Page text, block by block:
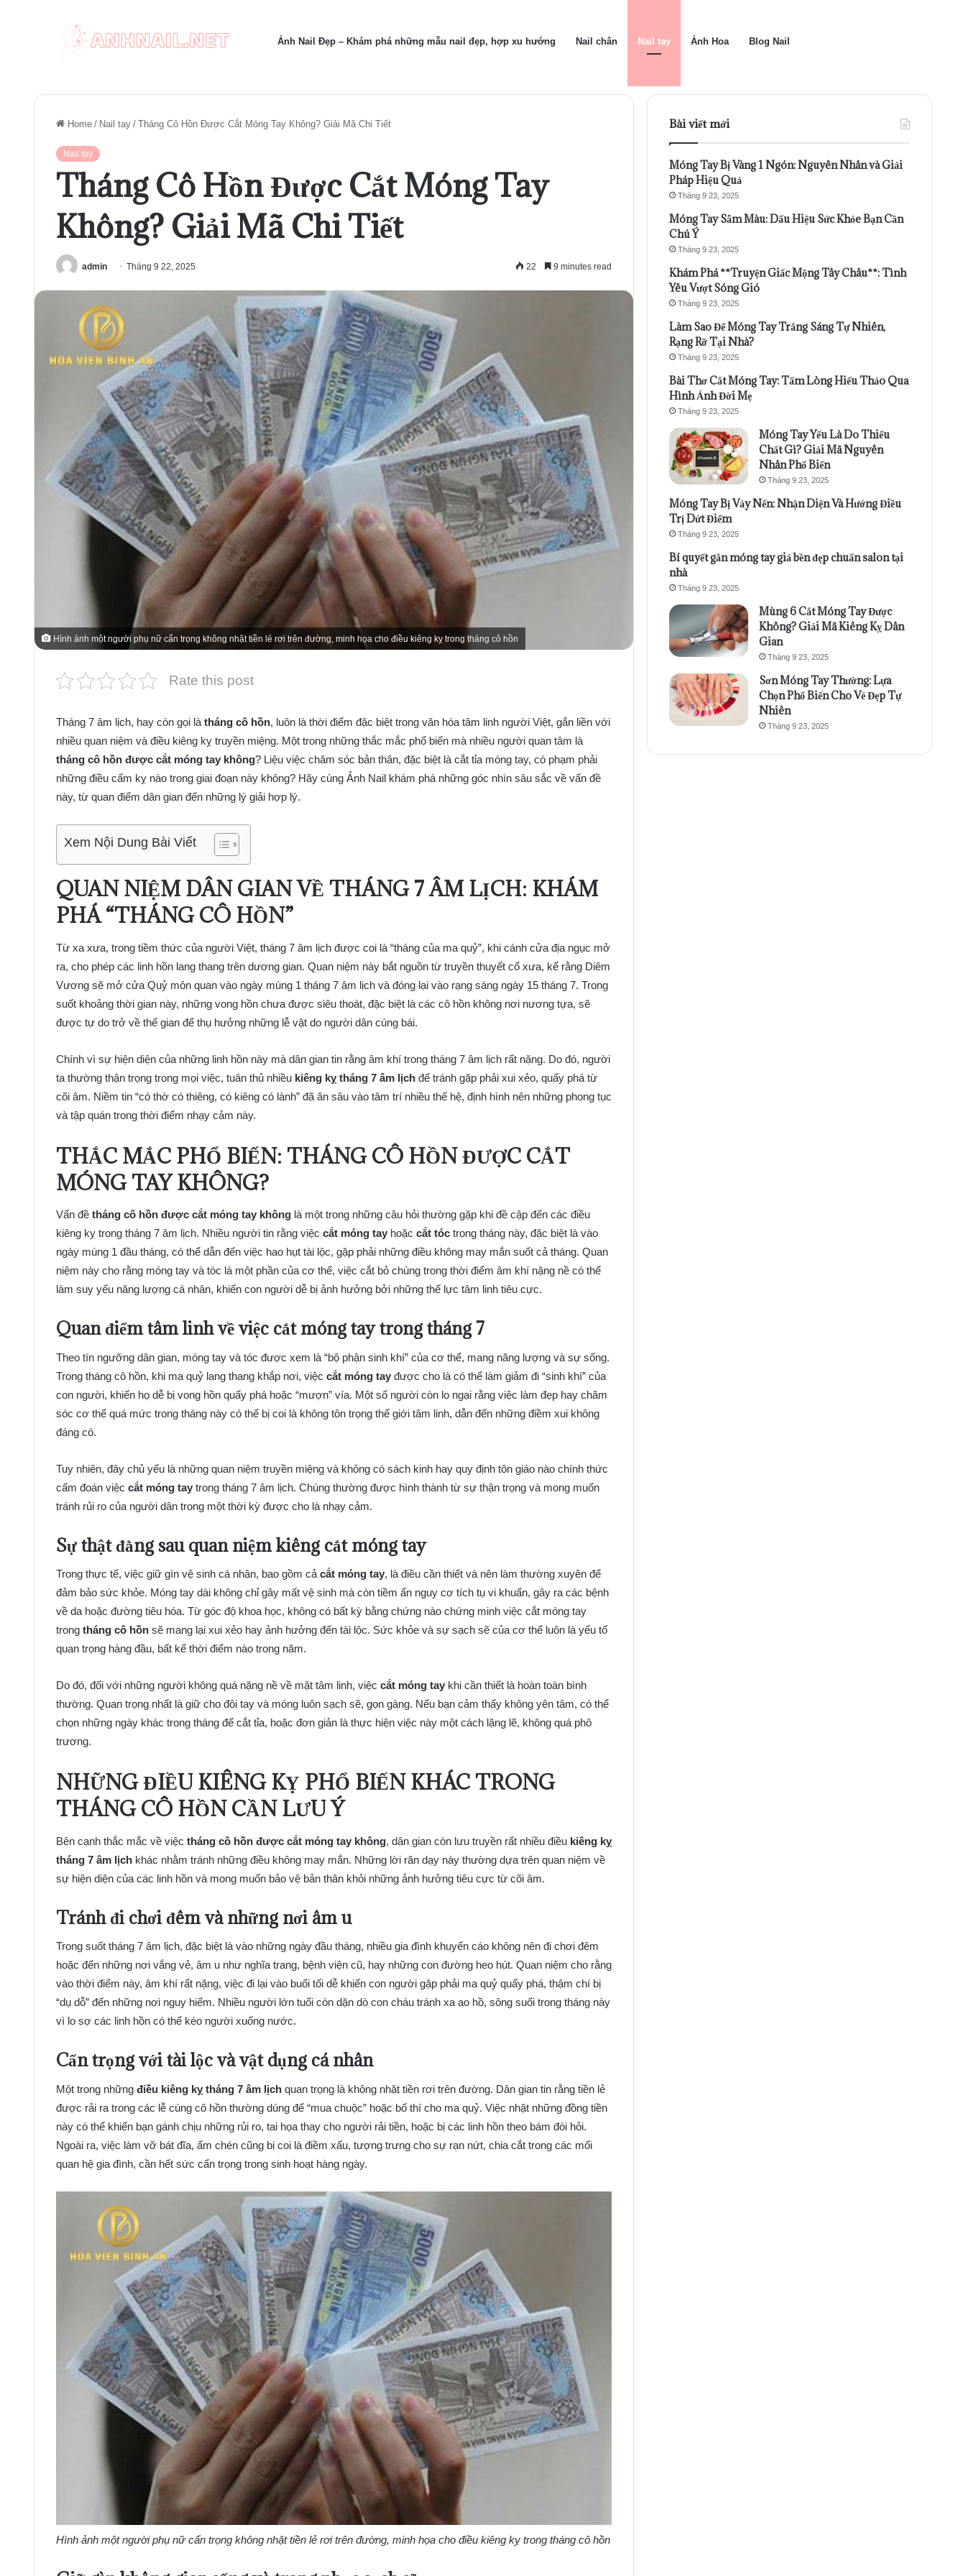
Ảnh Nail Đẹp – Khám phá những mẫu nail đẹp, hợp xu hướng Nail chân Nail tay Ảnh Hoa Blog Nail
Home / Nail tay / Tháng Cô Hồn Được Cắt Móng Tay Không? Giải Mã Chi Tiết
Nail tay
Tháng Cô Hồn Được Cắt Móng Tay
Không? Giải Mã Chi Tiết
admin Tháng 9 22, 2025 22 9 minutes read
Hình ảnh một người phụ nữ cẩn trọng không nhặt tiền lẻ rơi trên đường, minh họa cho điều kiêng kỵ trong tháng cô hồn
Rate this post
Tháng 7 âm lịch, hay còn gọi là tháng cô hồn, luôn là thời điểm đặc biệt trong văn hóa tâm linh người Việt, gắn liền với
nhiều quan niệm và điều kiêng kỵ truyền miệng. Một trong những thắc mắc phổ biến mà nhiều người quan tâm là
tháng cô hồn được cắt móng tay không? Liệu việc chăm sóc bản thân, đặc biệt là cắt tỉa móng tay, có phạm phải
những điều cấm kỵ nào trong giai đoạn này không? Hãy cùng Ảnh Nail khám phá những góc nhìn sâu sắc về vấn đề
này, từ quan điểm dân gian đến những lý giải hợp lý.
Xem Nội Dung Bài Viết
QUAN NIỆM DÂN GIAN VỀ THÁNG 7 ÂM LỊCH: KHÁM
PHÁ “THÁNG CÔ HỒN”
Từ xa xưa, trong tiềm thức của người Việt, tháng 7 âm lịch được coi là “tháng của ma quỷ”, khi cánh cửa địa ngục mở
ra, cho phép các linh hồn lang thang trên dương gian. Quan niệm này bắt nguồn từ truyền thuyết cổ xưa, kể rằng Diêm
Vương sẽ mở cửa Quỷ môn quan vào ngày mùng 1 tháng 7 âm lịch và đóng lại vào rạng sáng ngày 15 tháng 7. Trong
suốt khoảng thời gian này, những vong hồn chưa được siêu thoát, đặc biệt là các cô hồn không nơi nương tựa, sẽ
được tự do trở về thế gian để thụ hưởng những lễ vật do người dân cúng bái.
Chính vì sự hiện diện của những linh hồn này mà dân gian tin rằng âm khí trong tháng 7 âm lịch rất nặng. Do đó, người
ta thường thận trọng trong mọi việc, tuân thủ nhiều kiêng kỵ tháng 7 âm lịch để tránh gặp phải xui xẻo, quấy phá từ
cõi âm. Niềm tin “có thờ có thiêng, có kiêng có lành” đã ăn sâu vào tâm trí nhiều thế hệ, định hình nên những phong tục
và tập quán trong thời điểm nhạy cảm này.
THẮC MẮC PHỔ BIẾN: THÁNG CÔ HỒN ĐƯỢC CẮT
MÓNG TAY KHÔNG?
Vấn đề tháng cô hồn được cắt móng tay không là một trong những câu hỏi thường gặp khi đề cập đến các điều
kiêng kỵ trong tháng 7 âm lịch. Nhiều người tin rằng việc cắt móng tay hoặc cắt tóc trong tháng này, đặc biệt là vào
ngày mùng 1 đầu tháng, có thể dẫn đến việc hao hụt tài lộc, gặp phải những điều không may mắn suốt cả tháng. Quan
niệm này cho rằng móng tay và tóc là một phần của cơ thể, việc cắt bỏ chúng trong thời điểm âm khí nặng nề có thể
làm suy yếu năng lượng cá nhân, khiến con người dễ bị ảnh hưởng bởi những thế lực tâm linh tiêu cực.
Quan điểm tâm linh về việc cắt móng tay trong tháng 7
Theo tín ngưỡng dân gian, móng tay và tóc được xem là “bộ phận sinh khí” của cơ thể, mang năng lượng và sự sống.
Trong tháng cô hồn, khi ma quỷ lang thang khắp nơi, việc cắt móng tay được cho là có thể làm giảm đi “sinh khí” của
con người, khiến họ dễ bị vong hồn quấy phá hoặc “mượn” vía. Một số người còn lo ngại rằng việc làm đẹp hay chăm
sóc cơ thể quá mức trong tháng này có thể bị coi là không tôn trọng thế giới tâm linh, dẫn đến những điềm xui không
đáng có.
Tuy nhiên, đây chủ yếu là những quan niệm truyền miệng và không có sách kinh hay quy định tôn giáo nào chính thức
cấm đoán việc cắt móng tay trong tháng 7 âm lịch. Chúng thường được hình thành từ sự thận trọng và mong muốn
tránh rủi ro của người dân trong một thời kỳ được cho là nhạy cảm.
Sự thật đằng sau quan niệm kiêng cắt móng tay
Trong thực tế, việc giữ gìn vệ sinh cá nhân, bao gồm cả cắt móng tay, là điều cần thiết và nên làm thường xuyên để
đảm bảo sức khỏe. Móng tay dài không chỉ gây mất vệ sinh mà còn tiềm ẩn nguy cơ tích tụ vi khuẩn, gây ra các bệnh
về da hoặc đường tiêu hóa. Từ góc độ khoa học, không có bất kỳ bằng chứng nào chứng minh việc cắt móng tay
trong tháng cô hồn sẽ mang lại xui xẻo hay ảnh hưởng đến tài lộc. Sức khỏe và sự sạch sẽ của cơ thể luôn là yếu tố
quan trọng hàng đầu, bất kể thời điểm nào trong năm.
Do đó, đối với những người không quá nặng nề về mặt tâm linh, việc cắt móng tay khi cần thiết là hoàn toàn bình
thường. Quan trọng nhất là giữ cho đôi tay và móng luôn sạch sẽ, gọn gàng. Nếu bạn cảm thấy không yên tâm, có thể
chọn những ngày khác trong tháng để cắt tỉa, hoặc đơn giản là thực hiện việc này một cách lặng lẽ, không quá phô
trương.
NHỮNG ĐIỀU KIÊNG KỴ PHỔ BIẾN KHÁC TRONG
THÁNG CÔ HỒN CẦN LƯU Ý
Bên cạnh thắc mắc về việc tháng cô hồn được cắt móng tay không, dân gian còn lưu truyền rất nhiều điều kiêng kỵ
tháng 7 âm lịch khác nhằm tránh những điều không may mắn. Những lời răn dạy này thường dựa trên quan niệm về
sự hiện diện của các linh hồn và mong muốn bảo vệ bản thân khỏi những ảnh hưởng tiêu cực từ cõi âm.
Tránh đi chơi đêm và những nơi âm u
Trong suốt tháng 7 âm lịch, đặc biệt là vào những ngày đầu tháng, nhiều gia đình khuyến cáo không nên đi chơi đêm
hoặc đến những nơi vắng vẻ, âm u như nghĩa trang, bệnh viện cũ, hay những con đường heo hút. Quan niệm cho rằng
vào thời điểm này, âm khí rất nặng, việc đi lại vào buổi tối dễ khiến con người gặp phải ma quỷ quấy phá, thậm chí bị
“dụ dỗ” đến những nơi nguy hiểm. Nhiều người lớn tuổi còn dặn dò con cháu tránh xa ao hồ, sông suối trong tháng này
vì lo sợ các linh hồn có thể kéo người xuống nước.
Cẩn trọng với tài lộc và vật dụng cá nhân
Một trong những điều kiêng kỵ tháng 7 âm lịch quan trọng là không nhặt tiền rơi trên đường. Dân gian tin rằng tiền lẻ
được rải ra trong các lễ cúng cô hồn thường dùng để “mua chuộc” hoặc bố thí cho ma quỷ. Việc nhặt những đồng tiền
này có thể khiến bạn gánh chịu những rủi ro, tai họa thay cho người rải tiền, hoặc bị các linh hồn theo bám đòi hỏi.
Ngoài ra, việc làm vỡ bát đĩa, ấm chén cũng bị coi là điềm xấu, tượng trưng cho sự rạn nứt, chia cắt trong các mối
quan hệ gia đình, cần hết sức cẩn trọng trong sinh hoạt hàng ngày.
Hình ảnh một người phụ nữ cẩn trọng không nhặt tiền lẻ rơi trên đường, minh họa cho điều kiêng kỵ trong tháng cô hồn
Bài viết mới
Móng Tay Bị Vàng 1 Ngón: Nguyên Nhân và Giải
Pháp Hiệu Quả
Tháng 9 23, 2025
Móng Tay Sẫm Màu: Dấu Hiệu Sức Khỏe Bạn Cần
Chú Ý
Tháng 9 23, 2025
Khám Phá **Truyện Giấc Mộng Tây Châu**: Tình
Yêu Vượt Sóng Gió
Tháng 9 23, 2025
Làm Sao Để Móng Tay Trắng Sáng Tự Nhiên,
Rạng Rỡ Tại Nhà?
Tháng 9 23, 2025
Bài Thơ Cắt Móng Tay: Tấm Lòng Hiếu Thảo Qua
Hình Ảnh Đời Mẹ
Tháng 9 23, 2025
Móng Tay Yếu Là Do Thiếu
Chất Gì? Giải Mã Nguyên
Nhân Phổ Biến
Tháng 9 23, 2025
Móng Tay Bị Vảy Nến: Nhận Diện Và Hướng Điều
Trị Dứt Điểm
Tháng 9 23, 2025
Bí quyết gắn móng tay giả bền đẹp chuẩn salon tại
nhà
Tháng 9 23, 2025
Mùng 6 Cắt Móng Tay Được
Không? Giải Mã Kiêng Kỵ Dân
Gian
Tháng 9 23, 2025
Sơn Móng Tay Thường: Lựa
Chọn Phổ Biến Cho Vẻ Đẹp Tự
Nhiên
Tháng 9 23, 2025